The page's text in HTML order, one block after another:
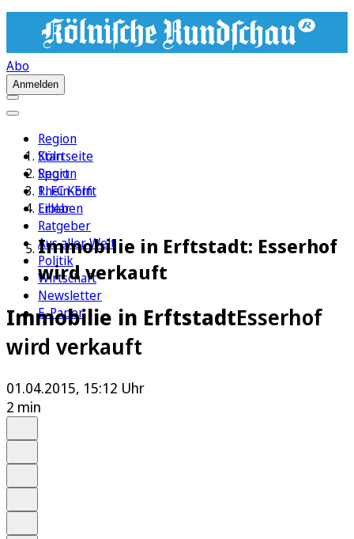
Abo
Anmelden
Region
Köln
Sport
1. FC Köln
Erleben
Ratgeber
Aus aller Welt
Politik
Wirtschaft
Newsletter
E-Paper
Startseite
Region
Rhein-Erft
Liblar
Immobilie in Erftstadt: Esserhof
wird verkauft
Immobilie in ErftstadtEsserhof
wird verkauft
01.04.2015, 15:12 Uhr
2 min